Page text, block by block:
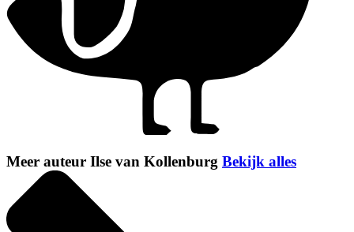
Meer auteur Ilse van Kollenburg Bekijk alles